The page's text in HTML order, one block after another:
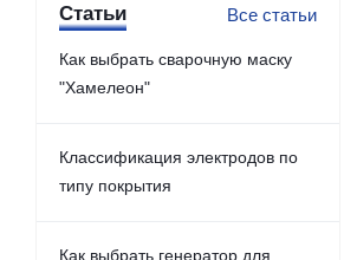
Статьи Все статьи
Как выбрать сварочную маску
"Хамелеон"
Классификация электродов по
типу покрытия
Как выбрать генератор для